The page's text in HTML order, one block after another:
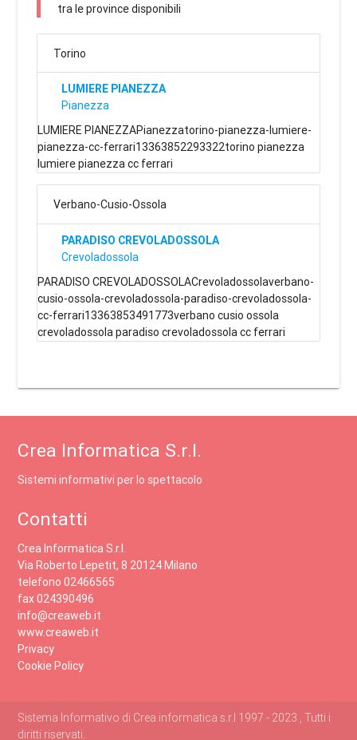
tra le province disponibili
Torino
LUMIERE PIANEZZA
Pianezza
LUMIERE PIANEZZAPianezzatorino-pianezza-lumiere-
pianezza-cc-ferrari13363852293322torino pianezza
lumiere pianezza cc ferrari
Verbano-Cusio-Ossola
PARADISO CREVOLADOSSOLA
Crevoladossola
PARADISO CREVOLADOSSOLACrevoladossolaverbano-
cusio-ossola-crevoladossola-paradiso-crevoladossola-
cc-ferrari13363853491773verbano cusio ossola
crevoladossola paradiso crevoladossola cc ferrari
Crea Informatica S.r.l.
Sistemi informativi per lo spettacolo
Contatti
Crea Informatica S.r.l.
Via Roberto Lepetit, 8 20124 Milano
telefono 02466565
fax 024390496
info@creaweb.it
www.creaweb.it
Privacy
Cookie Policy
Sistema Informativo di Crea informatica s.r.l 1997 - 2023 , Tutti i
diritti riservati.